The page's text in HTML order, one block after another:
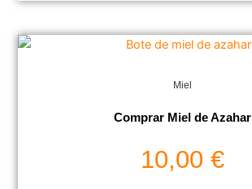
Miel
Comprar Miel de Azahar
10,00 €